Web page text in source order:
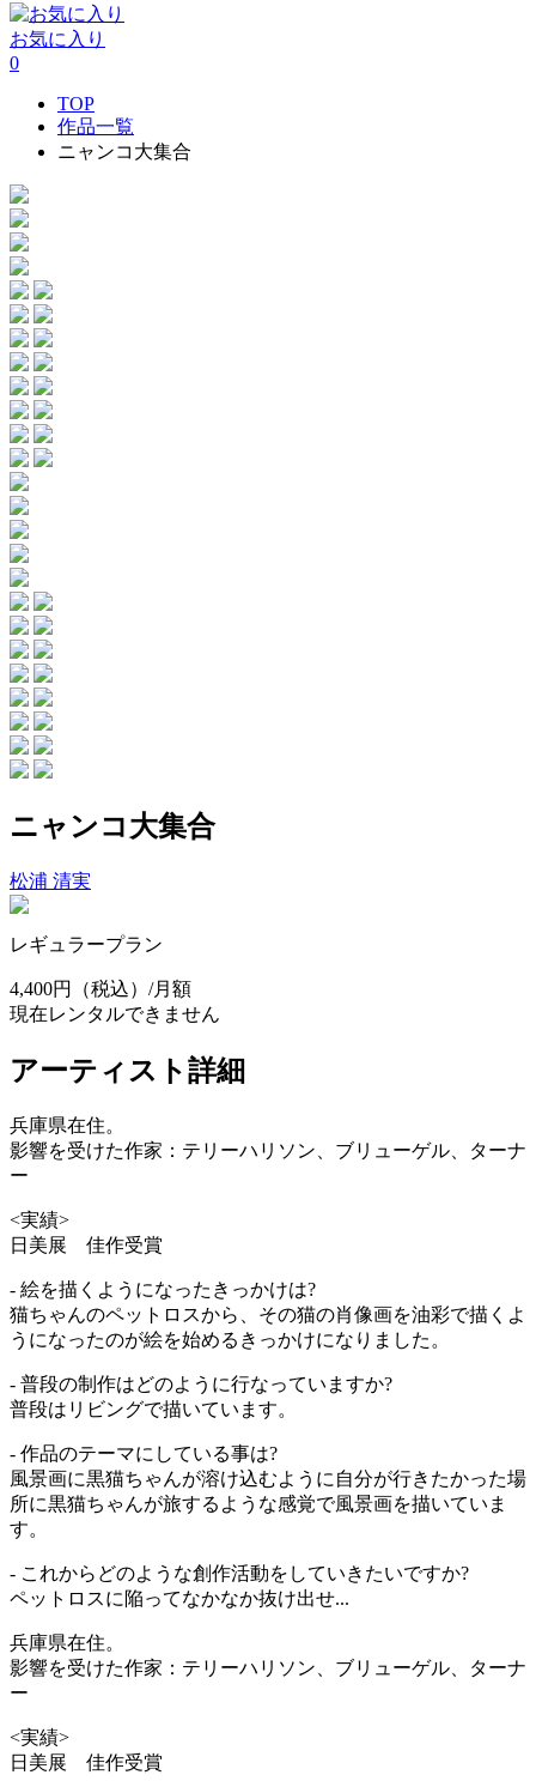
お気に入り
0
TOP
作品一覧
ニャンコ大集合
ニャンコ大集合
松浦 清実
レギュラープラン
4,400円
（税込）/月額
現在レンタルできません
アーティスト詳細
兵庫県在住。
影響を受けた作家：テリーハリソン、ブリューゲル、ターナ
ー
<実績>
日美展 佳作受賞
- 絵を描くようになったきっかけは?
猫ちゃんのペットロスから、その猫の肖像画を油彩で描くよ
うになったのが絵を始めるきっかけになりました。
- 普段の制作はどのように行なっていますか?
普段はリビングで描いています。
- 作品のテーマにしている事は?
風景画に黒猫ちゃんが溶け込むように自分が行きたかった場
所に黒猫ちゃんが旅するような感覚で風景画を描いていま
す。
- これからどのような創作活動をしていきたいですか?
ペットロスに陥ってなかなか抜け出せ...
兵庫県在住。
影響を受けた作家：テリーハリソン、ブリューゲル、ターナ
ー
<実績>
日美展 佳作受賞